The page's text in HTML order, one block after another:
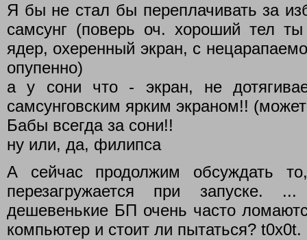
Я бы не стал бы переплачивать за
самсунг (поверь оч. хороший тел
ядер, охеренный экран, с
опупенно)
а у сони что - экран, не
самсунговским ярким экраном!!
Бабы всегда за сони!!
ну или, да, филипса
А сейчас продолжим обсуждать
перезагружается при запуске.
дешевенькие БП очень часто
компьютер и стоит ли пытаться? t0x0t.